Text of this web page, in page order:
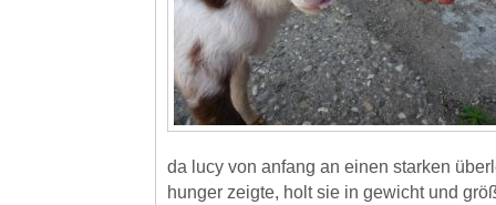
da lucy von anfang an einen starken
hunger zeigte, holt sie in gewicht und